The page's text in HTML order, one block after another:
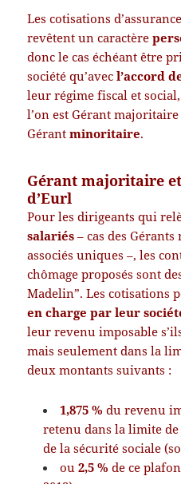
Les cotisations
revêtent un caractère
donc le cas échéant être
société qu’avecl’accord
leur régime fiscal et
l’on est Gérant
Gérantminoritaire.
Gérant majoritaire
d’Eurl
Pour les dirigeants qui
salariés – cas des
associés uniques –, les
chômage proposés sont
Madelin”. Les cotisations
en charge par leur
leur revenu imposable
mais seulement dans la
deux montants suivants :
1,875 % du revenu
retenu dans la limite
de la sécurité sociale
ou 2,5 % de ce